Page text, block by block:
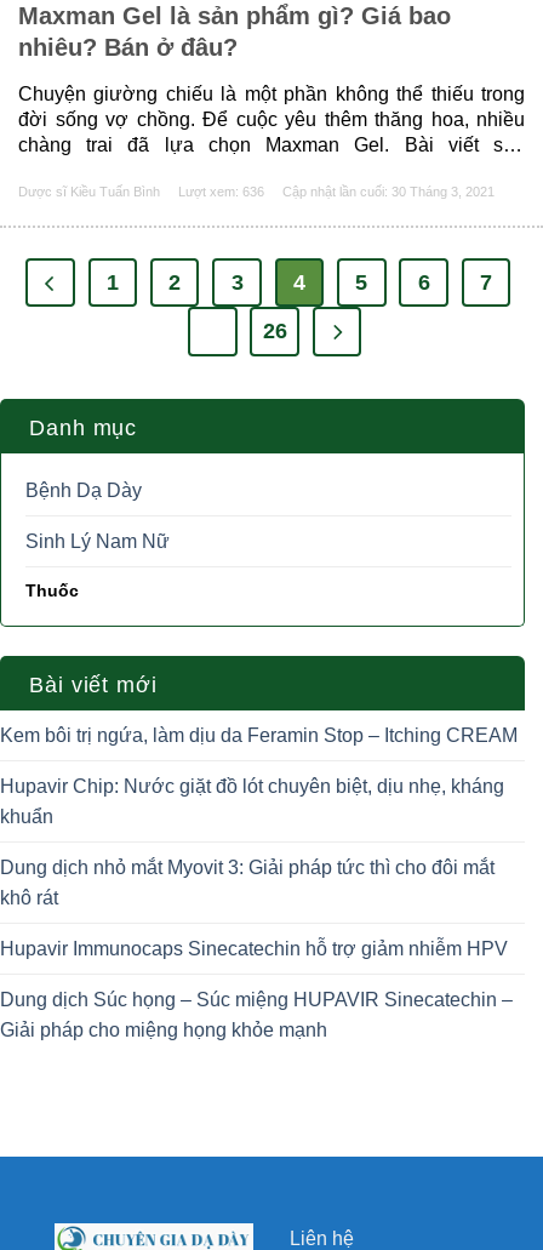
Maxman Gel là sản phẩm gì? Giá bao
nhiêu? Bán ở đâu?
Chuyện giường chiếu là một phần không thể thiếu trong
đời sống vợ chồng. Để cuộc yêu thêm thăng hoa, nhiều
chàng trai đã lựa chọn Maxman Gel. Bài viết sau
thông tin đầy đủ về Maxman Gel, trả lời cho câu hỏi
Maxman Gel có tốt......
Dược sĩ Kiều Tuấn Bình Lượt xem: 636 Cập nhật lần cuối: 30 Tháng 3, 2021
1 2 3 4 5 6 7
26
Danh mục
Bệnh Dạ Dày
Sinh Lý Nam Nữ
Thuốc
Bài viết mới
Kem bôi trị ngứa, làm dịu da Feramin Stop – Itching CREAM
Hupavir Chip: Nước giặt đồ lót chuyên biệt, dịu nhẹ, kháng
khuẩn
Dung dịch nhỏ mắt Myovit 3: Giải pháp tức thì cho đôi mắt
khô rát
Hupavir Immunocaps Sinecatechin hỗ trợ giảm nhiễm HPV
Dung dịch Súc họng – Súc miệng HUPAVIR Sinecatechin –
Giải pháp cho miệng họng khỏe mạnh
Liên hệ